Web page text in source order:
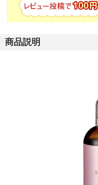
商品説明